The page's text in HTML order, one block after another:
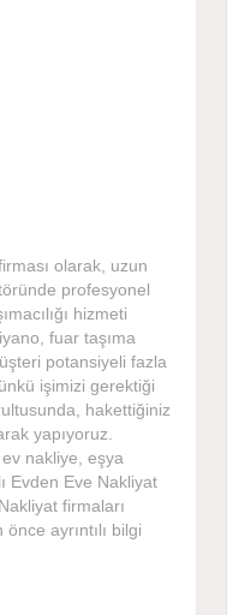
olarak, uzun
profesyonel
hizmeti
fuar taşıma
potansiyeli fazla
işimizi gerektiği
hakettiğiniz
yapıyoruz.
nakliye, eşya
Evden Eve Nakliyat
firmaları
ayrıntılı bilgi